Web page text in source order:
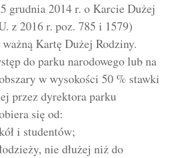
grudnia 2014 r. o Karcie Dużej
z 2016 r. poz. 785 i 1579)
Kartę Dużej Rodziny.
do parku narodowego lub na
w wysokości 50 % stawki
przez dyrektora parku
się od:
i studentów;
nie dłużej niż do